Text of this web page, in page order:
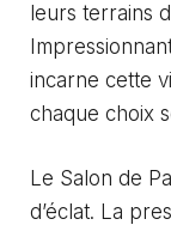
leurs terrains
incarne cette
chaque choix
Le Salon de
d’éclat. La